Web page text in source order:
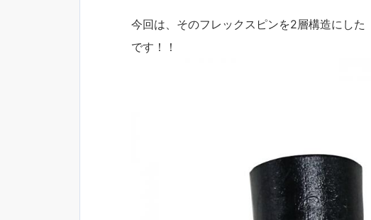
今回は、そのフレックスピンを2層構造にした
です！！